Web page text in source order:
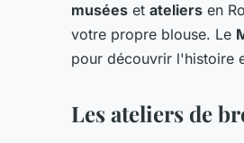
musées et ateliers en
votre propre blouse. Le
pour découvrir l'histoire
Les ateliers de